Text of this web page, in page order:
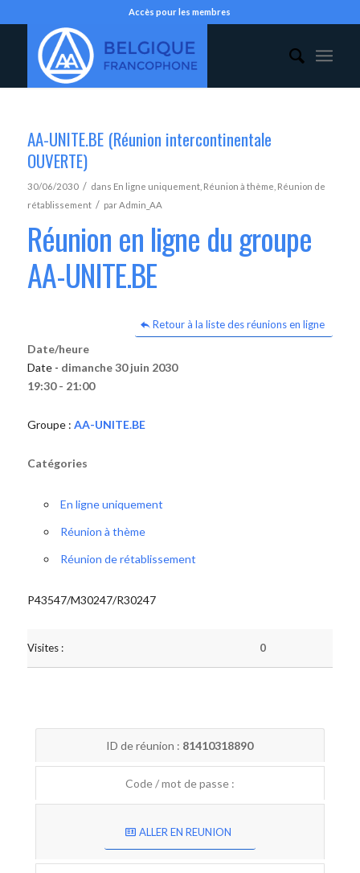
Accès pour les membres
AA-UNITE.BE (Réunion intercontinentale
OUVERTE)
30/06/2030 / dans En ligne uniquement, Réunion à thème Réunion de
rétablissement / parAdmin_AA
Réunion en ligne du groupe
AA-UNITE.BE
Retour à la liste des réunions en ligne
Date/heure
Date - dimanche 30 juin 2030
19:30 - 21:00
Groupe : AA-UNITE.BE
Catégories
En ligne uniquement
Réunion à thème
Réunion de rétablissement
P43547/M30247/R30247
Visites : 0
ID de réunion : 81410318890
Code / mot de passe :
ALLER EN REUNION